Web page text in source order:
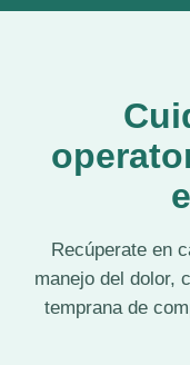
Recúperate en
manejo del dolor,
temprana de